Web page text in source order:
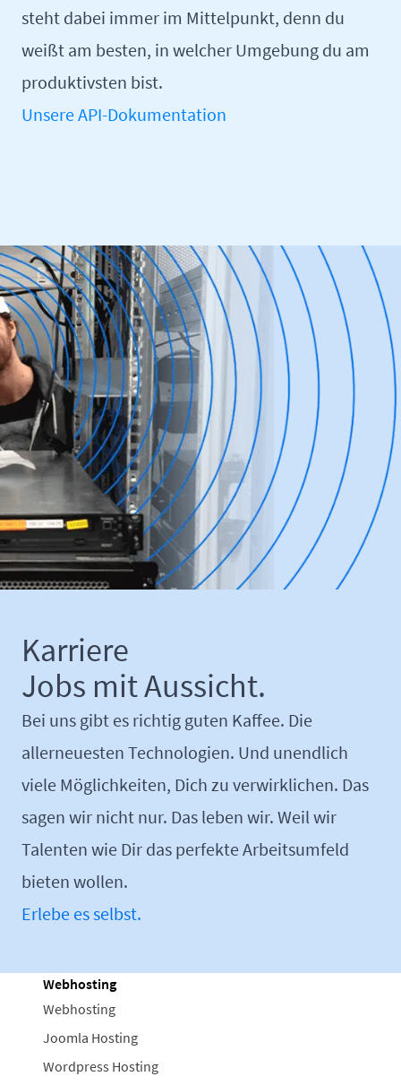
steht dabei immer im Mittelpunkt, denn du
weißt am besten, in welcher Umgebung du am
produktivsten bist.
Unsere API-Dokumentation
Karriere
Jobs mit Aussicht.
Bei uns gibt es richtig guten Kaffee. Die
allerneuesten Technologien. Und unendlich
viele Möglichkeiten, Dich zu verwirklichen. Das
sagen wir nicht nur. Das leben wir. Weil wir
Talenten wie Dir das perfekte Arbeitsumfeld
bieten wollen.
Erlebe es selbst.
Webhosting
Webhosting
Joomla Hosting
Wordpress Hosting